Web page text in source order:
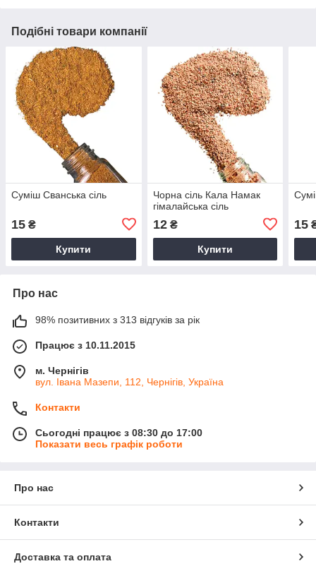
Подібні товари компанії
Суміш Сванська сіль
15 ₴
Купити
Чорна сіль Кала Намак
гімалайська сіль
12₴
Купити
15
Про нас
98% позитивних з 313 відгуків за рік
Працює з 10.11.2015
м. Чернігів
вул. Івана Мазепи, 112, Чернігів, Україна
Контакти
Сьогодні працює з 08:30 до 17:00
Показати весь графік роботи
Про нас
Контакти
Доставка та оплата